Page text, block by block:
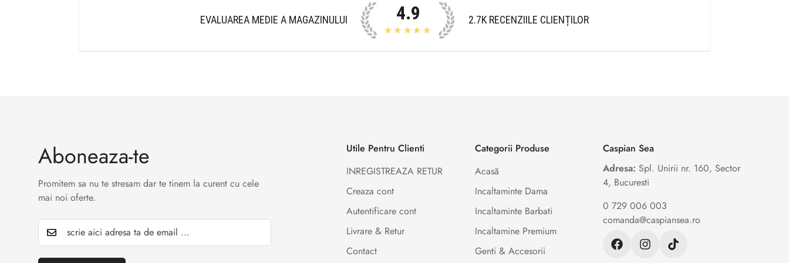
EVALUAREA MEDIE A MAGAZINULUI 4.9
★★★★★
2.7K RECENZIILE CLIENȚILOR
Aboneaza-te
Promitem sa nu te stresam dar te tinem la curent cu cele
mai noi oferte.
Utile Pentru Clienti
INREGISTREAZA RETUR
Creaza cont
Autentificare cont
Livrare & Retur
Contact
Categorii Produse
Acasă
Incaltaminte Dama
Incaltaminte Barbati
Incaltamine Premium
Genti & Accesorii
Caspian Sea
Adresa: Spl. Unirii nr. 160, Sector
4, Bucuresti
0 729 006 003
comanda@caspiansea.ro